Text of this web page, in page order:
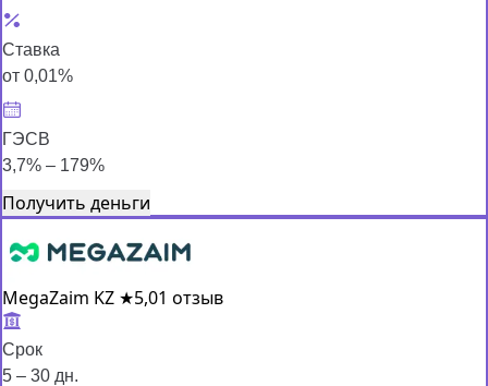
Ставка
от 0,01%
ГЭСВ
3,7% – 179%
Получить деньги
MegaZaim KZ ★5,01 отзыв
Срок
5 – 30 дн.